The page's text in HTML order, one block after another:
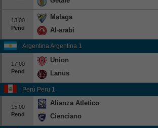
13:00
Pend
Malaga
Al-arabi
Argentina Argentina 1
17:00
Pend
Union
Lanus
Perú Peru 1
15:00
Pend
Alianza Atletico
Cienciano
Europa League
Supercopa Europa
Partidos amistosos
Partidos televisados
Baloncesto
Europa
Euroliga